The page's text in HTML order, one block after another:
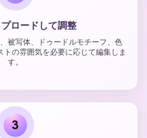
ロードして調整
被写体、ドゥードルモチーフ、色
の雰囲気を必要に応じて編集しま
す。
3